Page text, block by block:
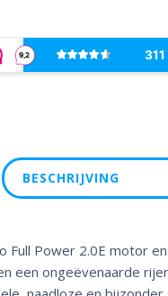
BESCHRIJVING
Full Power 2.0E motor
een ongeëvenaarde